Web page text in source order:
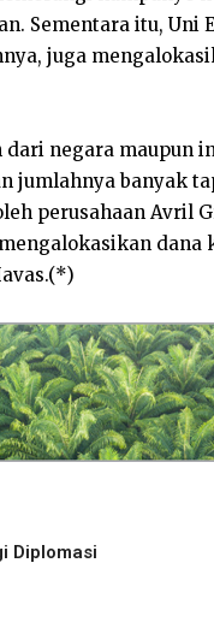
Sementara itu, Uni
juga
negara maupun
jumlahnya banyak
perusahaan Avril
dana
Diplomasi